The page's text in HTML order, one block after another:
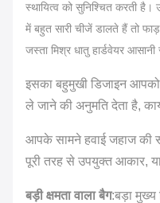
स्थायित्व को सुनिश्चित करती
में बहुत सारी चीजें डालते हैं तो
जस्ता मिश्र धातु हार्डवेयर आसानी
इसका बहुमुखी डिजाइन
ले जाने की अनुमति देता है,
आपके सामने हवाई जहाज की
पूरी तरह से उपयुक्त आकार,
बड़ी क्षमता वाला बैग:बड़ा मुख्य